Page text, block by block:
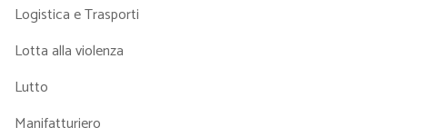
Logistica e Trasporti
Lotta alla violenza
Lutto
Manifatturiero